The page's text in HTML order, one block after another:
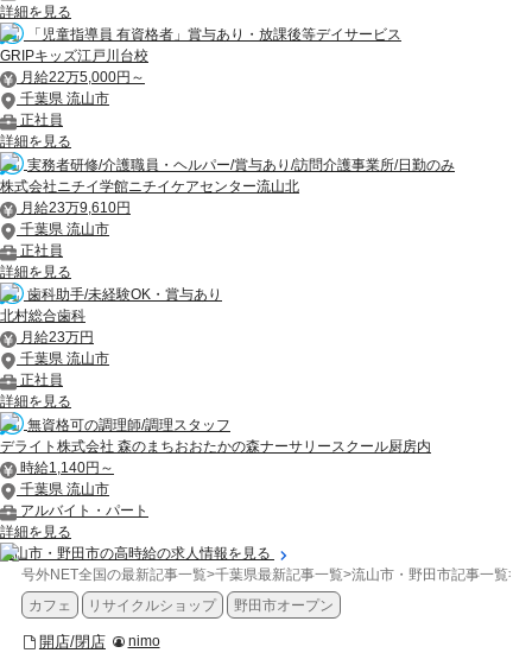
詳細を見る
「児童指導員 有資格者」賞与あり・放課後等デイサービス
GRIPキッズ江戸川台校
月給22万5,000円～
千葉県 流山市
正社員
詳細を見る
実務者研修/介護職員・ヘルパー/賞与あり/訪問介護事業所/日勤のみ
株式会社ニチイ学館ニチイケアセンター流山北
月給23万9,610円
千葉県 流山市
正社員
詳細を見る
歯科助手/未経験OK・賞与あり
北村総合歯科
月給23万円
千葉県 流山市
正社員
詳細を見る
無資格可の調理師/調理スタッフ
デライト株式会社 森のまちおおたかの森ナーサリースクール厨房内
時給1,140円～
千葉県 流山市
アルバイト・パート
詳細を見る
流山市・野田市の高時給の求人情報を見る
号外NET全国の最新記事一覧>千葉県最新記事一覧>流山市・野田市記事一覧>
カフェ
リサイクルショップ 野田市オープン
開店/閉店 nimo